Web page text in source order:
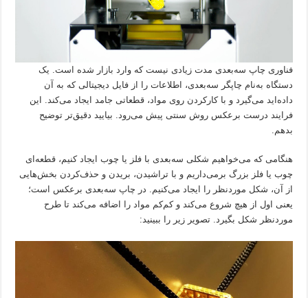
فناوری چاپ سه‌بعدی مدت زیادی نیست که وارد بازار شده است. یک
دستگاه به‌نام چاپگر سه‌بعدی، اطلاعات را از فایل دیجیتالی که به آن
داده‌اید می‌گیرد و با کارکردن روی مواد، قطعاتی جامد ایجاد می‌کند. این
فرایند درست برعکس روش سنتی پیش می‌رود. بیایید دقیق‌تر توضیح
بدهم.
هنگامی که می‌خواهیم شکلی سه‌بعدی با فلز یا چوب ایجاد کنیم، قطعه‌ای
چوب یا فلز بزرگ برمی‌داریم و با تراشیدن، بریدن و حذف‌کردن بخش‌هایی
از آن، شکل موردنظر را ایجاد می‌کنیم. در چاپ سه‌بعدی برعکس است؛
یعنی اول از هیچ شروع می‌کند و کم‌کم مواد را اضافه می‌کند تا طرح
موردنظر شکل بگیرد. تصویر زیر را ببینید: